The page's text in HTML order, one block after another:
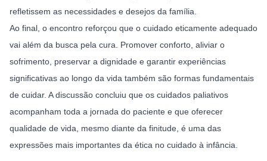
refletissem as necessidades e desejos da família.
Ao final, o encontro reforçou que o cuidado eticamente adequado
vai além da busca pela cura. Promover conforto, aliviar o
sofrimento, preservar a dignidade e garantir experiências
significativas ao longo da vida também são formas fundamentais
de cuidar. A discussão concluiu que os cuidados paliativos
acompanham toda a jornada do paciente e que oferecer
qualidade de vida, mesmo diante da finitude, é uma das
expressões mais importantes da ética no cuidado à infância.